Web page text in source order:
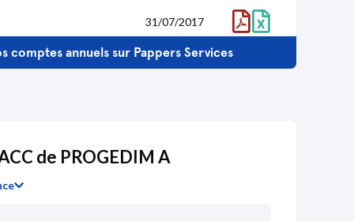
31/07/2017
comptes annuels sur Pappers Services
de PROGEDIM A